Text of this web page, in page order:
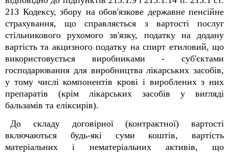
213 Кодексу, збору на обов'язкове державне пенсійне
страхування, що справляється з вартості послуг
стільникового рухомого зв'язку, податку на додану
вартість та акцизного податку на спирт етиловий, що
використовується виробниками - суб'єктами
господарювання для виробництва лікарських засобів,
у тому числі компонентів крові і вироблених з них
препаратів (крім лікарських засобів у вигляді
бальзамів та еліксирів).
До складу договірної (контрактної) вартості
включаються будь-які суми коштів, вартість
матеріальних і нематеріальних активів, що